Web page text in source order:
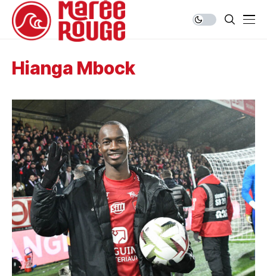
Hianga Mbock